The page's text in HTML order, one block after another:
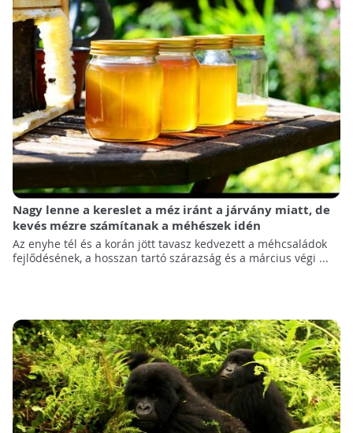
Nagy lenne a kereslet a méz iránt a járvány miatt, de
kevés mézre számítanak a méhészek idén
Az enyhe tél és a korán jött tavasz kedvezett a méhcsaládok
fejlődésének, a hosszan tartó szárazság és a március végi ...